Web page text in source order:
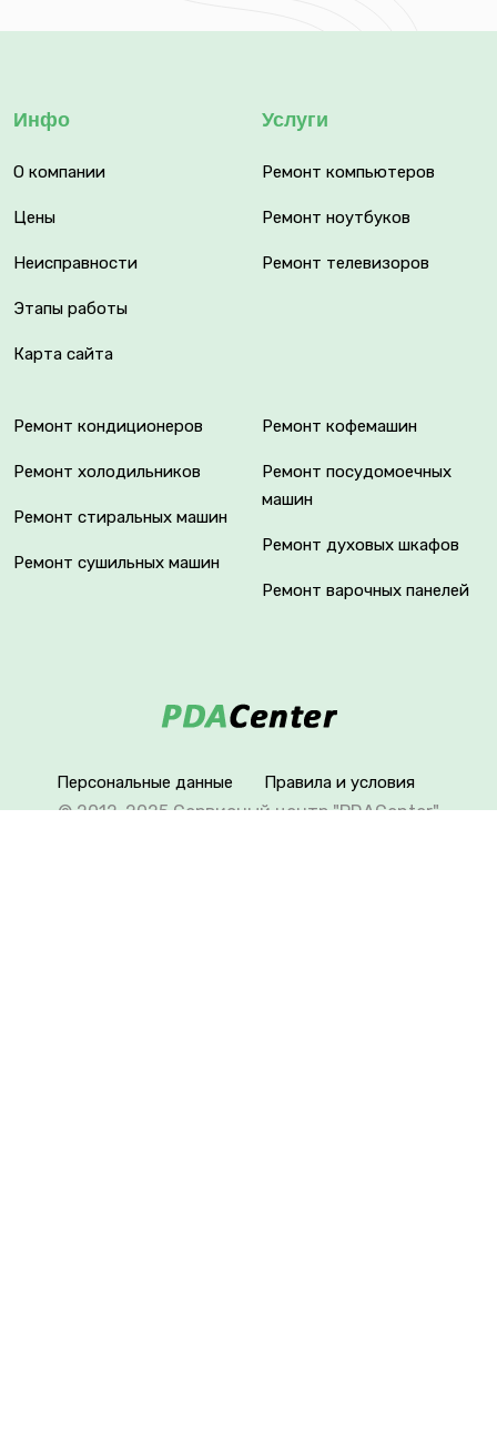
Инфо
О компании
Цены
Неисправности
Этапы работы
Карта сайта
Услуги
Ремонт компьютеров
Ремонт ноутбуков
Ремонт телевизоров
Ремонт кондиционеров
Ремонт холодильников
Ремонт стиральных машин
Ремонт сушильных машин
Ремонт кофемашин
Ремонт посудомоечных
машин
Ремонт духовых шкафов
Ремонт варочных панелей
Персональные данные Правила и условия
© 2012-2025 Сервисный центр "PDACenter"